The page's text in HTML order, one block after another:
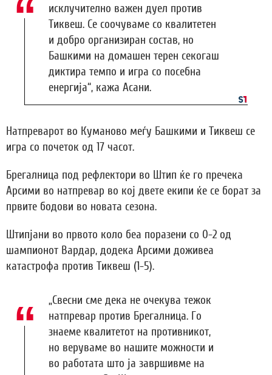
исклучително важен дуел против
Тиквеш. Се соочуваме со квалитетен
и добро организиран состав, но
Башкими на домашен терен секогаш
диктира темпо и игра со посебна
енергија“, кажа Асани.
Натпреварот во Куманово меѓу Башкими и Тиквеш се
игра со почеток од 17 часот.
Брегалница под рефлектори во Штип ќе го пречека
Арсими во натпревар во кој двете екипи ќе се борат за
првите бодови во новата сезона.
Штипјани во првото коло беа поразени со 0-2 од
шампионот Вардар, додека Арсими доживеа
катастрофа против Тиквеш (1-5).
„Свесни сме дека нe очекува тежок
натпревар против Брегалница. Го
знаеме квалитетот на противникот,
но веруваме во нашите можности и
во работата што ја завршивме на